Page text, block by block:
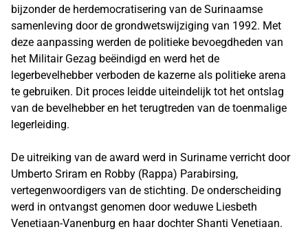
bijzonder de herdemocratisering van de Surinaamse
samenleving door de grondwetswijziging van 1992. Met
deze aanpassing werden de politieke bevoegdheden van
het Militair Gezag beëindigd en werd het de
legerbevelhebber verboden de kazerne als politieke arena
te gebruiken. Dit proces leidde uiteindelijk tot het ontslag
van de bevelhebber en het terugtreden van de toenmalige
legerleiding.
De uitreiking van de award werd in Suriname verricht door
Umberto Sriram en Robby (Rappa) Parabirsing,
vertegenwoordigers van de stichting. De onderscheiding
werd in ontvangst genomen door weduwe Liesbeth
Venetiaan-Vanenburg en haar dochter Shanti Venetiaan.